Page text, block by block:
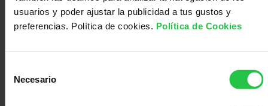
usuarios y poder ajustar la publicidad a tus gustos y
preferencias. Política de cookies. Política de Cookies
Necesario
Médico
Acompañamiento